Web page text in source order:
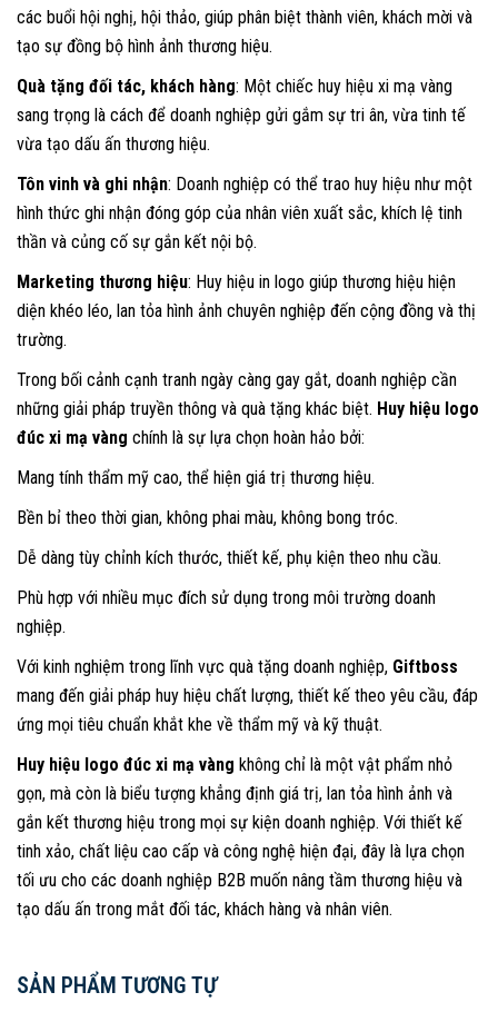
các buổi hội nghị, hội thảo, giúp phân biệt thành viên, khách mời và
tạo sự đồng bộ hình ảnh thương hiệu.
Quà tặng đối tác, khách hàng: Một chiếc huy hiệu xi mạ vàng
sang trọng là cách để doanh nghiệp gửi gắm sự tri ân, vừa tinh tế
vừa tạo dấu ấn thương hiệu.
Tôn vinh và ghi nhận: Doanh nghiệp có thể trao huy hiệu như một
hình thức ghi nhận đóng góp của nhân viên xuất sắc, khích lệ tinh
thần và củng cố sự gắn kết nội bộ.
Marketing thương hiệu: Huy hiệu in logo giúp thương hiệu hiện
diện khéo léo, lan tỏa hình ảnh chuyên nghiệp đến cộng đồng và thị
trường.
Trong bối cảnh cạnh tranh ngày càng gay gắt, doanh nghiệp cần
những giải pháp truyền thông và quà tặng khác biệt. Huy hiệu logo
đúc xi mạ vàng chính là sự lựa chọn hoàn hảo bởi:
Mang tính thẩm mỹ cao, thể hiện giá trị thương hiệu.
Bền bỉ theo thời gian, không phai màu, không bong tróc.
Dễ dàng tùy chỉnh kích thước, thiết kế, phụ kiện theo nhu cầu.
Phù hợp với nhiều mục đích sử dụng trong môi trường doanh
nghiệp.
Với kinh nghiệm trong lĩnh vực quà tặng doanh nghiệp, Giftboss
mang đến giải pháp huy hiệu chất lượng, thiết kế theo yêu cầu, đáp
ứng mọi tiêu chuẩn khắt khe về thẩm mỹ và kỹ thuật.
Huy hiệu logo đúc xi mạ vàng không chỉ là một vật phẩm nhỏ
gọn, mà còn là biểu tượng khẳng định giá trị, lan tỏa hình ảnh và
gắn kết thương hiệu trong mọi sự kiện doanh nghiệp. Với thiết kế
tinh xảo, chất liệu cao cấp và công nghệ hiện đại, đây là lựa chọn
tối ưu cho các doanh nghiệp B2B muốn nâng tầm thương hiệu và
tạo dấu ấn trong mắt đối tác, khách hàng và nhân viên.
SẢN PHẨM TƯƠNG TỰ